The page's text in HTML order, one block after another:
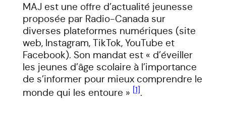
MAJ est une offre d’actualité jeunesse
proposée par Radio-Canada sur
diverses plateformes numériques (site
web, Instagram, TikTok, YouTube et
Facebook). Son mandat est « d’éveiller
les jeunes d’âge scolaire à l’importance
de s’informer pour mieux comprendre le
monde qui les entoure » [1].